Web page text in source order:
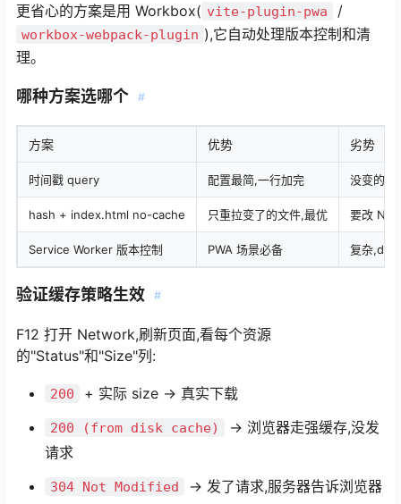
更省心的方案是用 Workbox( vite-plugin-pwa /
workbox-webpack-plugin ),它自动处理版本控制和清
理。
哪种方案选哪个 #
方案 优势 劣势
时间戳 query 配置最简,一行加完 没变的文
hash + index.html no-cache 只重拉变了的文件,最优 要改
Service Worker 版本控制 PWA 场景必备 复杂
验证缓存策略生效 #
F12 打开 Network,刷新页面,看每个资源
的"Status"和"Size"列:
200 + 实际 size → 真实下载
200 (from disk cache)
→ 浏览器走强缓存,没发
请求
304 Not Modified
→ 发了请求,服务器告诉浏览器